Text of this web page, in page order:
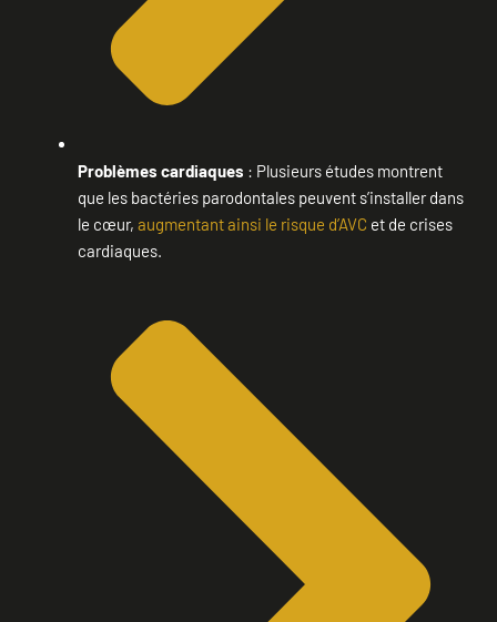
Problèmes cardiaques : Plusieurs études montrent
que les bactéries parodontales peuvent s’installer dans
le cœur, augmentant ainsi le risque d’AVC et de crises
cardiaques.